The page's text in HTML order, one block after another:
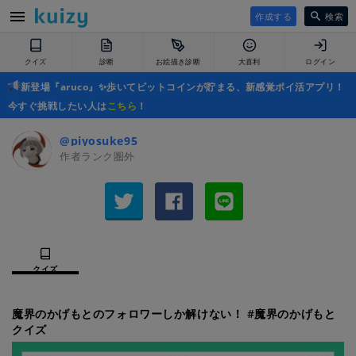
作成する 検索
クイズ 診断 お絵描き診断 大喜利 ログイン
新登場『aruco』✨歩いてビットコインが貯まる、新感覚ポイ活アプリ！
今すぐ挑戦したい人はこちら ！
@piyosuke95
作者ランク圏外
クイズ
魔界のかげもとのフォロワーしか解けない！ #魔界のかげもと
クイズ